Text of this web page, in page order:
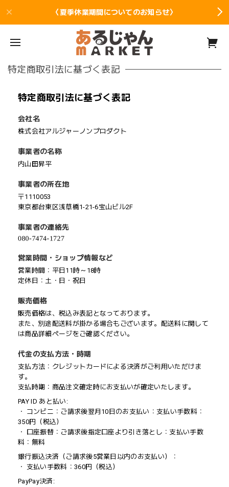
〈夏季休業期間についてのお知らせ〉
特定商取引法に基づく表記
特定商取引法に基づく表記
会社名
株式会社アルジャーノンプロダクト
事業者の名称
内山田昇平
事業者の所在地
〒1110053
東京都台東区浅草橋1-21-6宝山ビル2F
事業者の連絡先
営業時間・ショップ情報など
営業時間：平日11時～18時
定休日：土・日・祝日
販売価格
販売価格は、税込み表記となっております。
また、別途配送料が掛かる場合もございます。配送料に関して
は商品詳細ページをご確認ください。
代金の支払方法・時期
支払方法：クレジットカードによる決済がご利用いただけま
す。
支払時期：商品注文確定時にお支払いが確定いたします。
PAY ID あと払い:
・ コンビニ：ご請求後翌月10日のお支払い：支払い手数料：
350円（税込）
・ 口座振替：ご請求後指定口座より引き落とし：支払い手数
料：無料
銀行振込決済（ご請求後5営業日以内のお支払い）：
・ 支払い手数料：360円（税込）
PayPay決済: